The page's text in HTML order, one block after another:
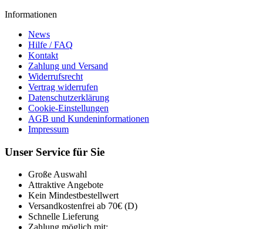
Informationen
News
Hilfe / FAQ
Kontakt
Zahlung und Versand
Widerrufsrecht
Vertrag widerrufen
Datenschutzerklärung
Cookie-Einstellungen
AGB und Kundeninformationen
Impressum
Unser Service für Sie
Große Auswahl
Attraktive Angebote
Kein Mindestbestellwert
Versandkostenfrei ab 70€ (D)
Schnelle Lieferung